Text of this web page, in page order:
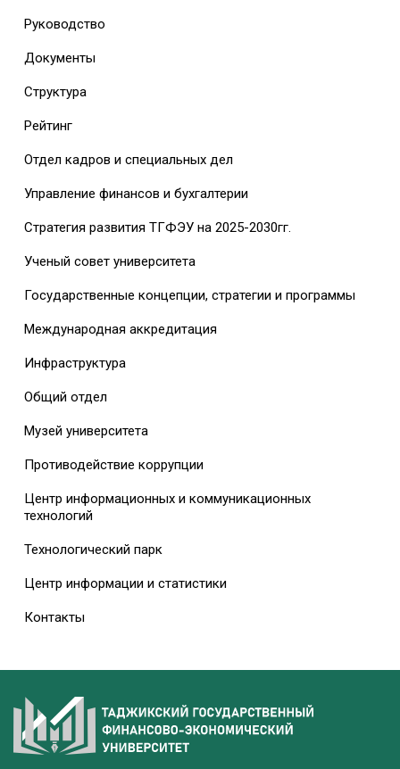
Руководство
Документы
Структура
Рейтинг
Отдел кадров и специальных дел
Управление финансов и бухгалтерии
Стратегия развития ТГФЭУ на 2025-2030гг.
Ученый совет университета
Государственные концепции, стратегии и программы
Международная аккредитация
Инфраструктура
Общий отдел
Музей университета
Противодействие коррупции
Центр информационных и коммуникационных
технологий
Технологический парк
Центр информации и статистики
Контакты